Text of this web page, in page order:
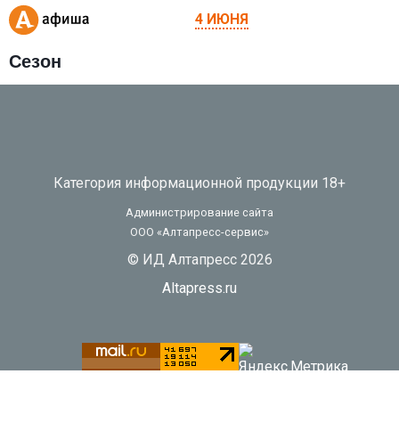
4 ИЮНЯ
Сезон
Категория информационной продукции 18+
Администрирование сайта
ООО «Алтапресс-сервис»
© ИД Алтапресс 2026
Altapress.ru